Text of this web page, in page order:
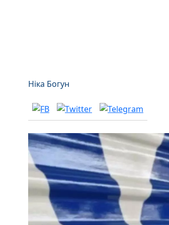
Ніка Богун